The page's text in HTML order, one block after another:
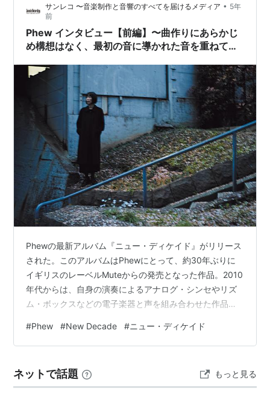
NOVO TONO、Phew Unit、山本精一とのDuo、Big
Picture、MOSTなどで
そのおそろしくもうつくしい歌声を披露している。
サンレコ 〜音楽制作と音響のすべてを届けるメディア • 5年
前
Phew インタビュー【前編】〜曲作りにあらかじ
め構想はなく、最初の音に導かれた音を重ねてい
Phewの最新アルバム『ニュー・ディケイド』がリリース
された。このアルバムはPhewにとって、約30年ぶりに
イギリスのレーベルMuteからの発売となった作品。2010
年代からは、自身の演奏によるアナログ・シンセやリズ
ム・ボックスなどの電子楽器と声を組み合わせた作品を
い試みも加わっている。大半がコロナ禍で制作されたと
いう本作。詳しく話を聞いた。 Text：Satoshi Torii 決め
ろから始めたのでしょうか？ Phew 作りたいっていう気
持ちと、録り貯めたものがずっとあって、今作に関して
#Phew #New Decade #ニュー・ディケイド
ネットで話題 もっと見る